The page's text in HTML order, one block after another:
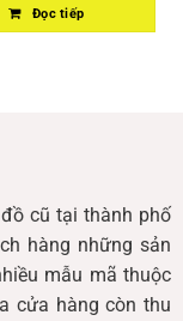
Đọc tiếp
cũ tại thành phố
hàng những sản
mẫu mã thuộc
cửa hàng còn thu